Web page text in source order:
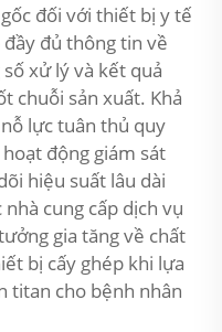
đối với thiết bị y tế
đủ thông tin về
xử lý và kết quả
chuỗi sản xuất. Khả
lực tuân thủ quy
động giám sát
hiệu suất lâu dài
cung cấp dịch vụ
gia tăng về chất
bị cấy ghép khi lựa
titan cho bệnh nhân